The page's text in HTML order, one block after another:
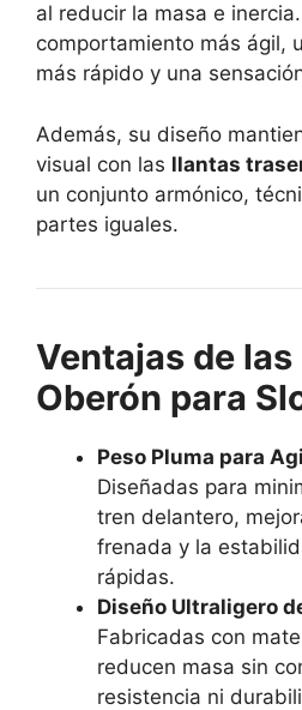
al reducir la masa e
comportamiento más ágil,
más rápido y una
Además, su diseño
visual con las llantas
un conjunto armónico,
partes iguales.
Ventajas de
Oberón para
Peso Pluma para
Diseñadas para
tren delantero,
frenada y la
rápidas.
Diseño Ultraligero
Fabricadas con
reducen masa sin
resistencia ni